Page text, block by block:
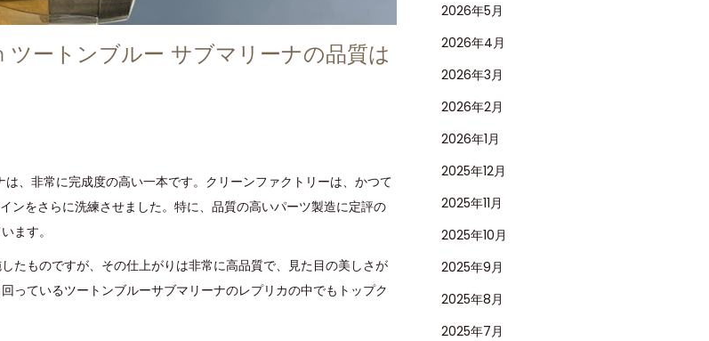
ートンブルー サブマリーナの品質は
、非常に完成度の高い一本です。クリーンファクトリーは、かつて
ンをさらに洗練させました。特に、品質の高いパーツ製造に定評の
ます。
たものですが、その仕上がりは非常に高品質で、見た目の美しさが
っているツートンブルーサブマリーナのレプリカの中でもトップク
2026年5月
2026年4月
2026年3月
2026年2月
2026年1月
2025年12月
2025年11月
2025年10月
2025年9月
2025年8月
2025年7月